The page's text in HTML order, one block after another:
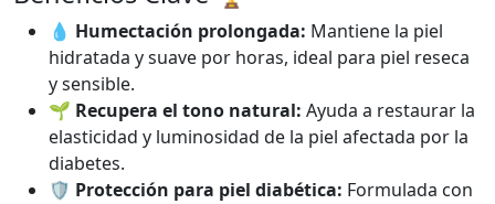
💧 Humectación prolongada: Mantiene la piel
hidratada y suave por horas, ideal para piel reseca
y sensible.
🌱 Recupera el tono natural: Ayuda a restaurar la
elasticidad y luminosidad de la piel afectada por la
diabetes.
🛡️ Protección para piel diabética: Formulada con